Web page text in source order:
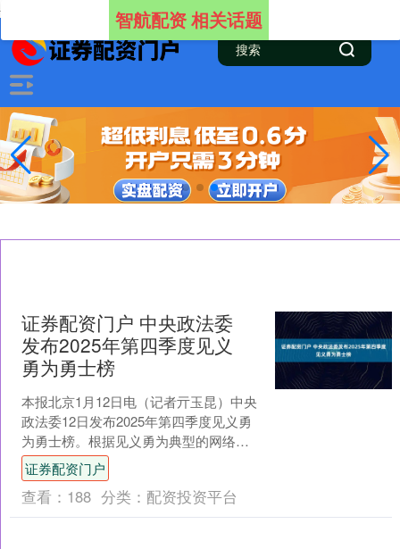
--> 智航配资 相关话题
证券配资门户 中央政法委
发布2025年第四季度见义
勇为勇士榜
本报北京1月12日电（记者亓玉昆）中央
政法委12日发布2025年第四季度见义勇
为勇士榜。根据见义勇为典型的网络关
注度、各地依法确认和申报意见，进行
综合评审评议，....
证券配资门户
查看： 188 分类： 配资投资平台